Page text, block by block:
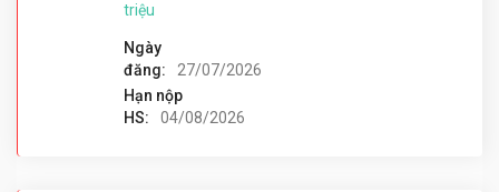
triệu
Ngày
đăng:
27/07/2026
Hạn nộp
HS:
04/08/2026